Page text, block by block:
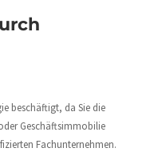
beschäftigt, da Sie die
Geschäftsimmobilie
Fachunternehmen.